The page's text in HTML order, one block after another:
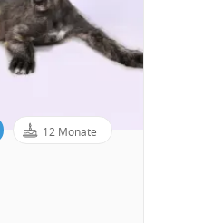
12 Monate